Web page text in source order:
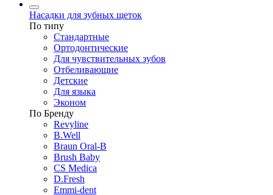
Насадки для зубных щеток
По типу
Стандартные
Ортодонтические
Для чувствительных зубов
Отбеливающие
Детские
Для языка
Эконом
По Бренду
Revyline
B.Well
Braun Oral-B
Brush Baby
CS Medica
D.Fresh
Emmi-dent